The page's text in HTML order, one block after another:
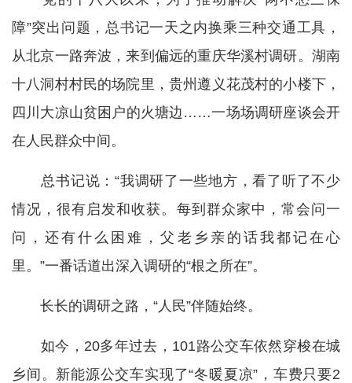
障”突出问题，总书记一天之内换乘三种交通工具，
从北京一路奔波，来到偏远的重庆华溪村调研。湖南
十八洞村村民的场院里，贵州遵义花茂村的小楼下，
四川大凉山贫困户的火塘边……一场场调研座谈会开
在人民群众中间。
总书记说：“我调研了一些地方，看了听了不少
情况，很有启发和收获。每到群众家中，常会问一
问，还有什么困难，父老乡亲的话我都记在心
里。”一番话道出深入调研的“根之所在”。
长长的调研之路，“人民”伴随始终。
如今，20多年过去，101路公交车依然穿梭在城
乡间。新能源公交车实现了“冬暖夏凉”，车费只要2